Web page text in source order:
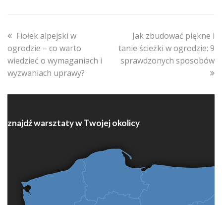
previous
post:
Fiołek alpejski w
ogrodzie – co warto
wiedzieć o wymaganiach i
wyzwaniach uprawy?
next
post:
Jak zbudować piękne i
tanie ścieżki w ogrodzie: 9
sprawdzonych sposobów
znajdź warsztaty w Twojej okolicy